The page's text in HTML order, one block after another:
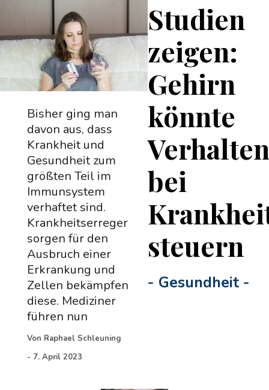
Studien
zeigen:
Gehirn
könnte
bei
steuern
- Gesundheit -
Bisher ging man
davon aus, dass
Krankheit und
Gesundheit zum
größten Teil im
Immunsystem
verhaftet sind.
Krankheitserreger
sorgen für den
Ausbruch einer
Erkrankung und
Zellen bekämpfen
diese. Mediziner
führen nun
Von Raphael Schleuning
- 7. April 2023